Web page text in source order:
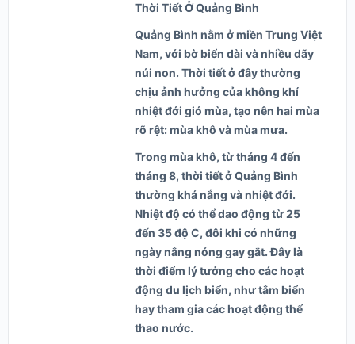
Thời Tiết Ở Quảng Bình
Quảng Bình nằm ở miền Trung Việt
Nam, với bờ biển dài và nhiều dãy
núi non. Thời tiết ở đây thường
chịu ảnh hưởng của không khí
nhiệt đới gió mùa, tạo nên hai mùa
rõ rệt: mùa khô và mùa mưa.
Trong mùa khô, từ tháng 4 đến
tháng 8, thời tiết ở Quảng Bình
thường khá nắng và nhiệt đới.
Nhiệt độ có thể dao động từ 25
đến 35 độ C, đôi khi có những
ngày nắng nóng gay gắt. Đây là
thời điểm lý tưởng cho các hoạt
động du lịch biển, như tắm biển
hay tham gia các hoạt động thể
thao nước.